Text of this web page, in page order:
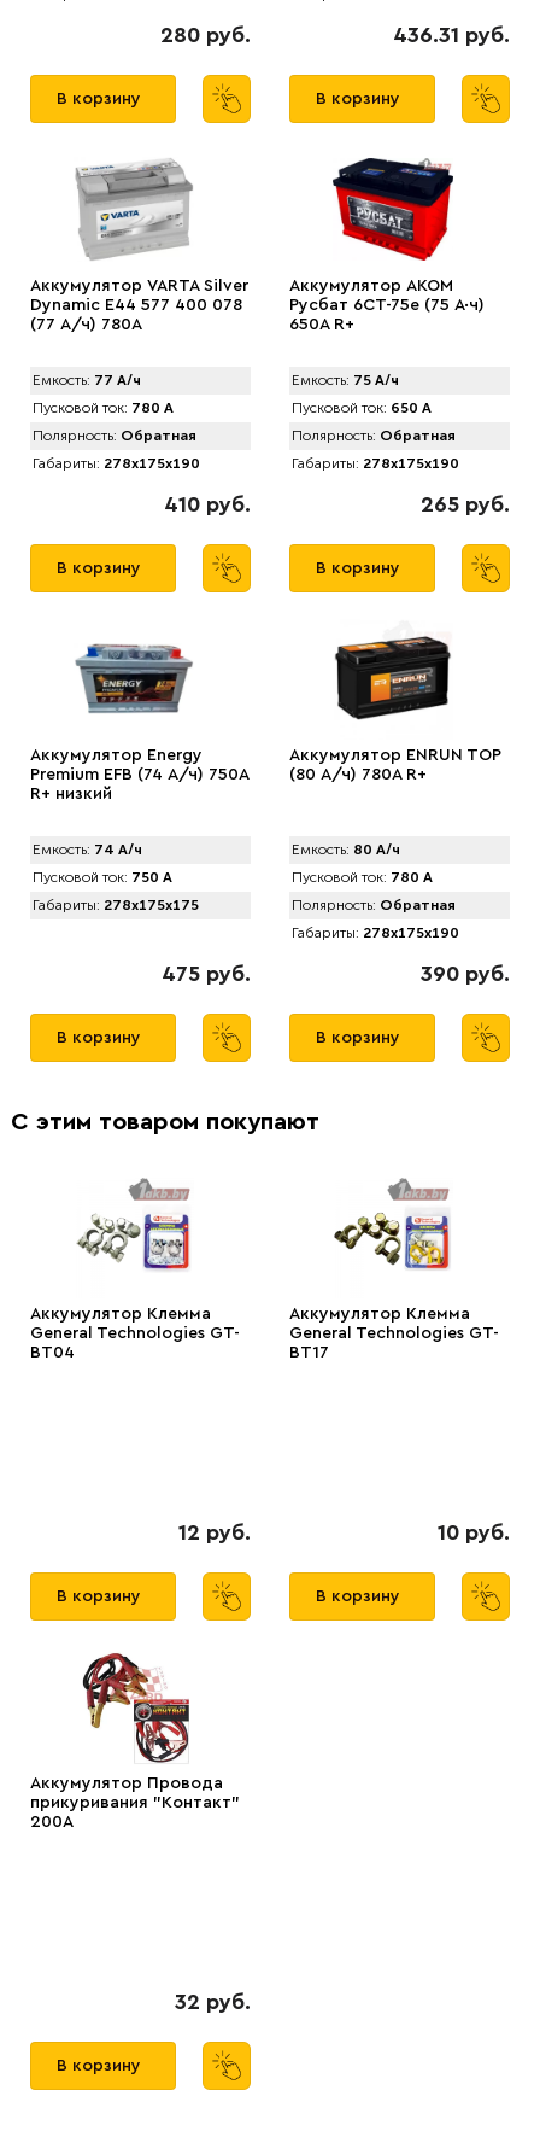
280 руб.
В корзину
436.31 руб.
В корзину
Аккумулятор VARTA Silver
Dynamic E44 577 400 078
(77 А/ч) 780А
Емкость: 77 А/ч
Пусковой ток: 780 А
Полярность: Обратная
Габариты: 278x175x190
410 руб.
В корзину
Аккумулятор AKOM
Русбат 6СТ-75е (75 А·ч)
650A R+
Емкость: 75 А/ч
Пусковой ток: 650 А
Полярность: Обратная
Габариты: 278x175x190
265 руб.
В корзину
Аккумулятор Energy
Premium EFB (74 А/ч) 750A
R+ низкий
Емкость: 74 А/ч
Пусковой ток: 750 А
Габариты: 278x175x175
475 руб.
В корзину
Аккумулятор ENRUN TOP
(80 А/ч) 780A R+
Емкость: 80 А/ч
Пусковой ток: 780 А
Полярность: Обратная
Габариты: 278x175x190
390 руб.
В корзину
С этим товаром покупают
Аккумулятор Клемма
General Technologies GT-
BT04
12 руб.
В корзину
Аккумулятор Клемма
General Technologies GT-
BT17
10 руб.
В корзину
Аккумулятор Провода
прикуривания "Контакт"
200А
32 руб.
В корзину